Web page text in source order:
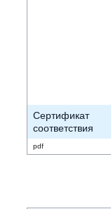
Сертификат
соответствия
pdf